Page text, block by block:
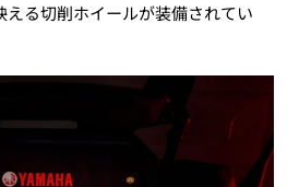
る切削ホイールが装備されてい